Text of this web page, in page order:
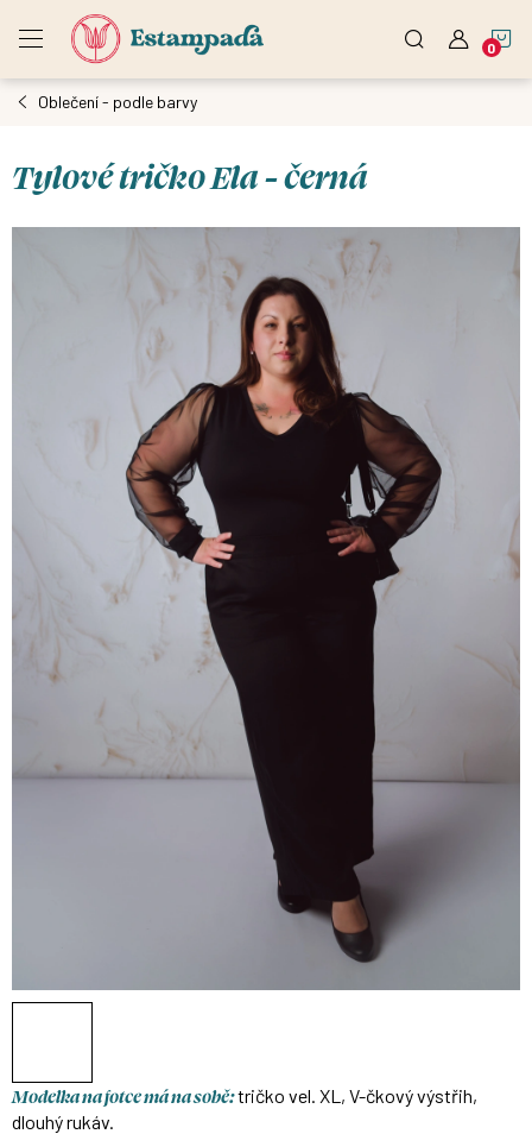
Oblečení - podle barvy
Tylové tričko Ela - černá
Modelka na fotce má na sobě:tričko vel. XL, V-čkový výstřih,
dlouhý rukáv.